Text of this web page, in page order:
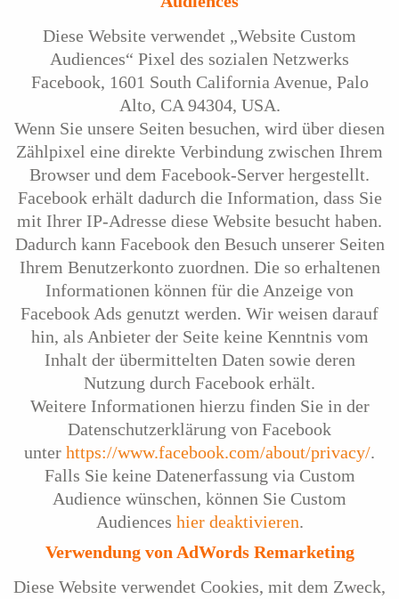
Diese Website verwendet „Website Custom
Audiences“ Pixel des sozialen Netzwerks
Facebook, 1601 South California Avenue, Palo
Alto, CA 94304, USA.
Wenn Sie unsere Seiten besuchen, wird über diesen
Zählpixel eine direkte Verbindung zwischen Ihrem
Browser und dem Facebook-Server hergestellt.
Facebook erhält dadurch die Information, dass Sie
mit Ihrer IP-Adresse diese Website besucht haben.
Dadurch kann Facebook den Besuch unserer Seiten
Ihrem Benutzerkonto zuordnen. Die so erhaltenen
Informationen können für die Anzeige von
Facebook Ads genutzt werden. Wir weisen darauf
hin, als Anbieter der Seite keine Kenntnis vom
Inhalt der übermittelten Daten sowie deren
Nutzung durch Facebook erhält.
Weitere Informationen hierzu finden Sie in der
Datenschutzerklärung von Facebook
unter https://www.facebook.com/about/privacy/.
Falls Sie keine Datenerfassung via Custom
Audience wünschen, können Sie Custom
Audiences hier deaktivieren.
Verwendung von AdWords Remarketing
Diese Website verwendet Cookies, mit dem Zweck,